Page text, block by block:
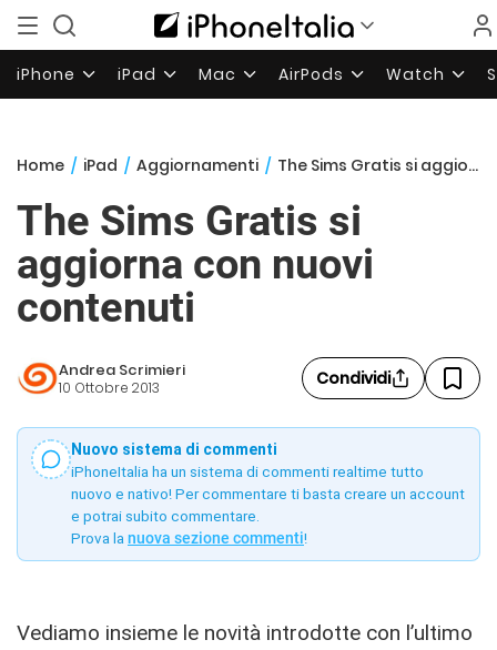
iPhone iPad Mac AirPods Watch
Home / iPad / Aggiornamenti / The Sims Gratis si aggiorna con nuovi contenuti
The Sims Gratis si
aggiorna con nuovi
contenuti
Andrea Scrimieri
10 Ottobre 2013 Condividi
Nuovo sistema di commenti
iPhoneItalia ha un sistema di commenti realtime tutto
nuovo e nativo! Per commentare ti basta creare un account
e potrai subito commentare.
Prova la nuova sezione commenti!
Vediamo insieme le novità introdotte con l’ultimo